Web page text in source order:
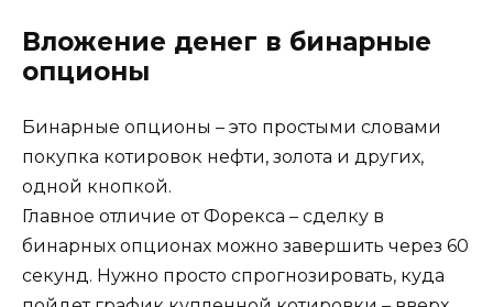
Вложение денег в бинарные
опционы
Бинарные опционы – это простыми словами
покупка котировок нефти, золота и других,
одной кнопкой.
Главное отличие от Форекса – сделку в
бинарных опционах можно завершить через 60
секунд. Нужно просто спрогнозировать, куда